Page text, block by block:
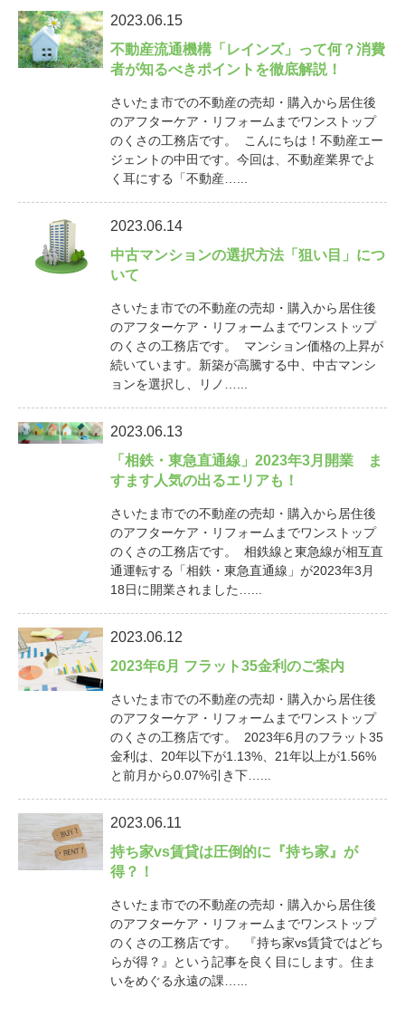
2023.06.15
不動産流通機構「レインズ」って何？消費
者が知るべきポイントを徹底解説！
さいたま市での不動産の売却・購入から居住後
のアフターケア・リフォームまでワンストップ
のくさの工務店です。 こんにちは！不動産エー
ジェントの中田です。今回は、不動産業界でよ
く耳にする「不動産…...
2023.06.14
中古マンションの選択方法「狙い目」につ
いて
さいたま市での不動産の売却・購入から居住後
のアフターケア・リフォームまでワンストップ
のくさの工務店です。 マンション価格の上昇が
続いています。新築が高騰する中、中古マンシ
ョンを選択し、リノ…...
2023.06.13
「相鉄・東急直通線」2023年3月開業 ま
すます人気の出るエリアも！
さいたま市での不動産の売却・購入から居住後
のアフターケア・リフォームまでワンストップ
のくさの工務店です。 相鉄線と東急線が相互直
通運転する「相鉄・東急直通線」が2023年3月
18日に開業されました…...
2023.06.12
2023年6月 フラット35金利のご案内
さいたま市での不動産の売却・購入から居住後
のアフターケア・リフォームまでワンストップ
のくさの工務店です。 2023年6月のフラット35
金利は、20年以下が1.13%、21年以上が1.56%
と前月から0.07%引き下…...
2023.06.11
持ち家vs賃貸は圧倒的に『持ち家』が
得？！
さいたま市での不動産の売却・購入から居住後
のアフターケア・リフォームまでワンストップ
のくさの工務店です。 『持ち家vs賃貸ではどち
らが得？』という記事を良く目にします。住ま
いをめぐる永遠の課…...